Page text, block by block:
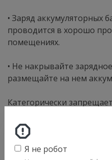
• Заряд аккумуляторных
проводится в хорошо
помещениях.
• Не накрывайте
размещайте на нем
Категорически
устройство на корпусе
• Никогда не заряжайте
поврежденную батарею.
Я не робот